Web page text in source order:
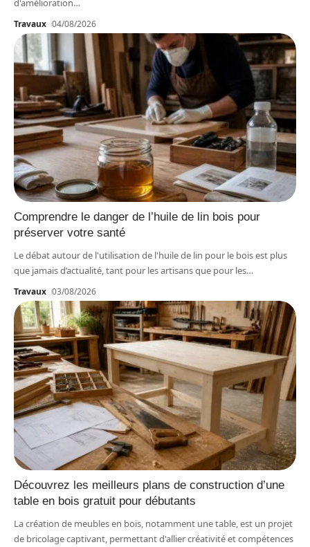
Travaux 04/08/2026
Comprendre le danger de l’huile de lin bois pour
préserver votre santé
Le débat autour de l'utilisation de l'huile de lin pour le bois est plus
que jamais d’actualité, tant pour les artisans que pour les…
Travaux 03/08/2026
Découvrez les meilleurs plans de construction d’une
table en bois gratuit pour débutants
La création de meubles en bois, notamment une table, est un projet
de bricolage captivant, permettant d'allier créativité et compétences